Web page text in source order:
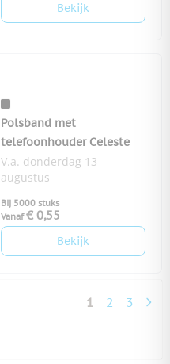
Bekijk
Polsband met
telefoonhouder Celeste
V.a. donderdag 13
augustus
Bij 5000 stuks
Vanaf € 0,55
Bekijk
U lees
1 Pagina
2 Pagina
3